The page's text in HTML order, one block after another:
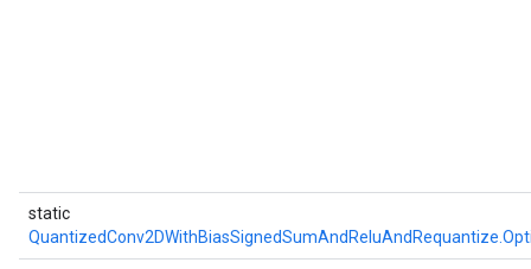
static